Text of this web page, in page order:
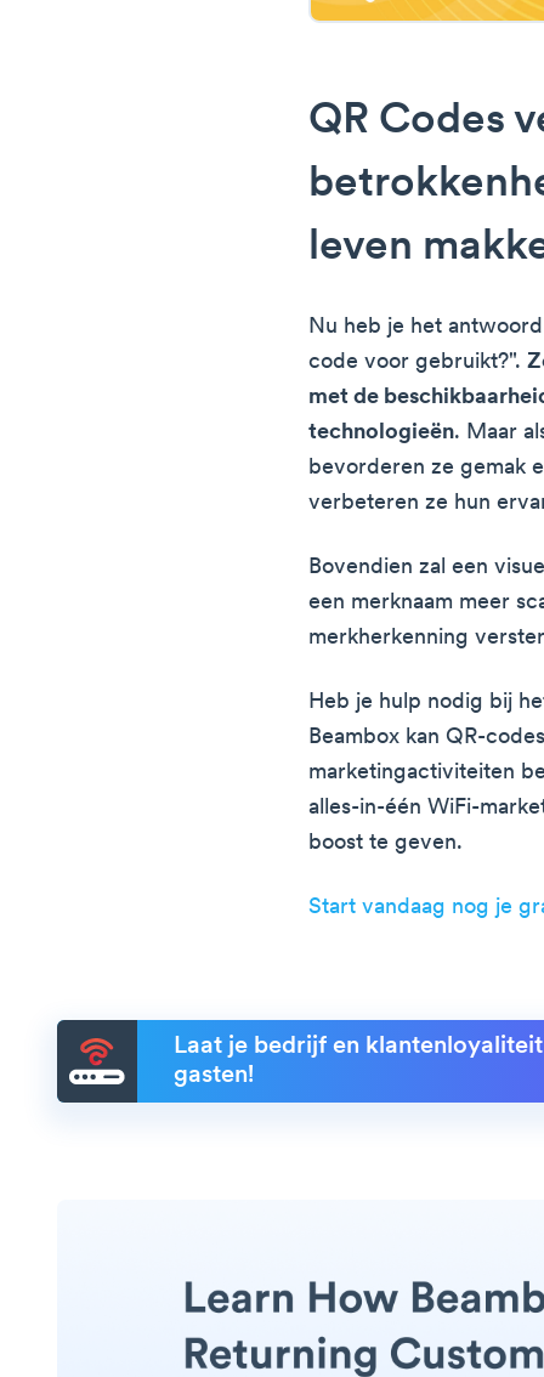
QR Codes
leven
Nu heb je het
code voor gebruikt?".
met de
technologieën. Maar
bevorderen ze gemak
verbeteren ze hun
Bovendien zal een
een merknaam meer
merkherkenning
Heb je hulp nodig bij
Beambox kan QR-
marketingactiviteiten
alles-in-één WiFi-
boost te geven.
Start vandaag nog je
Laat je bedrijf en
gasten!